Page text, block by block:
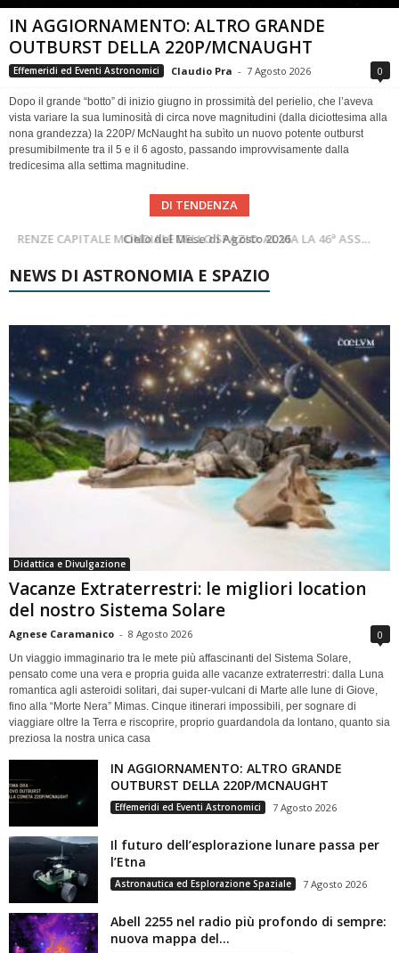
IN AGGIORNAMENTO: ALTRO GRANDE
OUTBURST DELLA 220P/MCNAUGHT
Effemeridi ed Eventi Astronomici Claudio Pra - 7 Agosto 2026 0
Dopo il grande “botto” di inizio giugno in prossimità del perielio, che l’aveva
vista variare la sua luminosità di circa nove magnitudini (dalla diciottesima alla
nona grandezza) la 220P/ McNaught ha subìto un nuovo potente outburst
presumibilmente tra il 5 e il 6 agosto, passando improvvisamente dalla
tredicesima alla settima magnitudine.
DI TENDENZA
Cielo del Mese di Agosto 2026
SUPERNOVAE aggiornamenti del mese – Agosto 2026
NEWS DI ASTRONOMIA E SPAZIO
Didattica e Divulgazione
Vacanze Extraterrestri: le migliori location
del nostro Sistema Solare
Agnese Caramanico - 8 Agosto 2026 0
Un viaggio immaginario tra le mete più affascinanti del Sistema Solare,
pensato come una vera e propria guida alle vacanze extraterrestri: dalla Luna
romantica agli asteroidi solitari, dai super-vulcani di Marte alle lune di Giove,
fino alla “Morte Nera” Mimas. Cinque itinerari impossibili, per sognare di
viaggiare oltre la Terra e riscoprire, proprio guardandola da lontano, quanto sia
preziosa la nostra unica casa
IN AGGIORNAMENTO: ALTRO GRANDE
OUTBURST DELLA 220P/MCNAUGHT
Effemeridi ed Eventi Astronomici 7 Agosto 2026
Il futuro dell’esplorazione lunare passa per
l’Etna
Astronautica ed Esplorazione Spaziale 7 Agosto 2026
Abell 2255 nel radio più profondo di sempre:
nuova mappa del...